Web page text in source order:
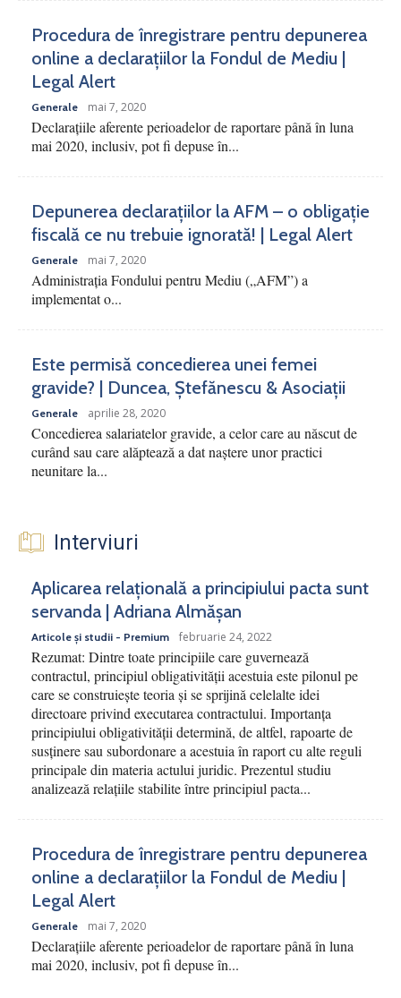
Procedura de înregistrare pentru depunerea
online a declarațiilor la Fondul de Mediu |
Legal Alert
Generale mai 7, 2020
Declarațiile aferente perioadelor de raportare până în luna
mai 2020, inclusiv, pot fi depuse în...
Depunerea declarațiilor la AFM – o obligație
fiscală ce nu trebuie ignorată! | Legal Alert
Generale mai 7, 2020
Administrația Fondului pentru Mediu („AFM”) a
implementat o...
Este permisă concedierea unei femei
gravide? | Duncea, Ștefănescu & Asociații
Generale aprilie 28, 2020
Concedierea salariatelor gravide, a celor care au născut de
curând sau care alăptează a dat naștere unor practici
neunitare la...
Interviuri
Aplicarea relațională a principiului pacta sunt
servanda | Adriana Almășan
Articole și studii - Premium februarie 24, 2022
Rezumat: Dintre toate principiile care guvernează
contractul, principiul obligativității acestuia este pilonul pe
care se construiește teoria și se sprijină celelalte idei
directoare privind executarea contractului. Importanța
principiului obligativității determină, de altfel, rapoarte de
susținere sau subordonare a acestuia în raport cu alte reguli
principale din materia actului juridic. Prezentul studiu
analizează relațiile stabilite între principiul pacta...
Procedura de înregistrare pentru depunerea
online a declarațiilor la Fondul de Mediu |
Legal Alert
Generale mai 7, 2020
Declarațiile aferente perioadelor de raportare până în luna
mai 2020, inclusiv, pot fi depuse în...